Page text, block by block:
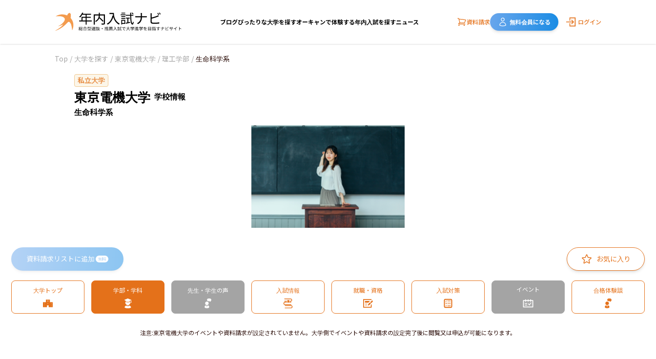
ブログぴったりな大学を探すオーキャンで体験する年内入試を探すニュース 資料請求 無料会員になる ログイン
Top / 大学を探す / 東京電機大学 / 理工学部 / 生命科学系
私立大学
東京電機大学 学校情報
生命科学系
資料請求リストに追加 無料 お気に入り
大学トップ 学部・学科 先生・学生の声 入試情報 就職・資格 入試対策 イベント 合格体験談
注意:東京電機大学のイベントや資料請求が設定されていません。大学側でイベントや資料請求の設定完了後に閲覧又は申込が可能になります。